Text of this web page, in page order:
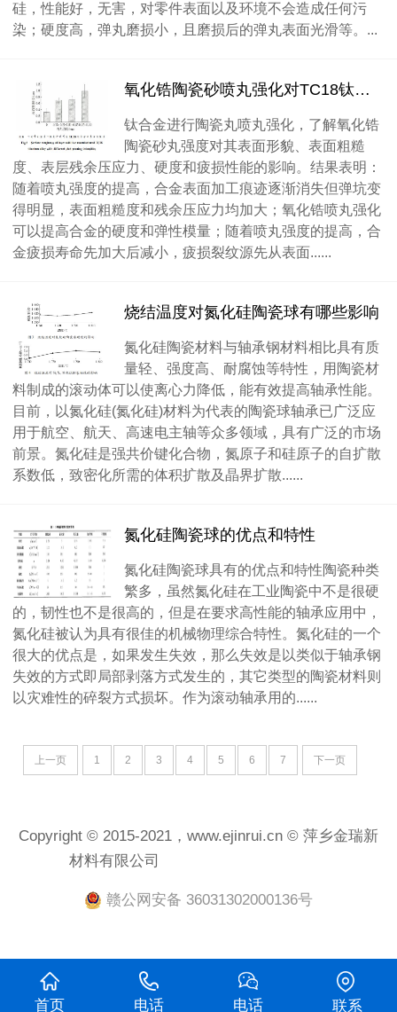
硅，性能好，无害，对零件表面以及环境不会造成任何污
染；硬度高，弹丸磨损小，且磨损后的弹丸表面光滑等。...
氧化锆陶瓷砂喷丸强化对TC18钛合金性能的影响
钛合金进行陶瓷丸喷丸强化，了解氧化锆
陶瓷砂丸强度对其表面形貌、表面粗糙
度、表层残余压应力、硬度和疲损性能的影响。结果表明：
随着喷丸强度的提高，合金表面加工痕迹逐渐消失但弹坑变
得明显，表面粗糙度和残余压应力均加大；氧化锆喷丸强化
可以提高合金的硬度和弹性模量；随着喷丸强度的提高，合
金疲损寿命先加大后减小，疲损裂纹源先从表面......
烧结温度对氮化硅陶瓷球​有哪些影响
氮化硅陶瓷材料与轴承钢材料相比具有质
量轻、强度高、耐腐蚀等特性，用陶瓷材
料制成的滚动体可以使离心力降低，能有效提高轴承性能。
目前，以氮化硅(氮化硅)材料为代表的陶瓷球轴承已广泛应
用于航空、航天、高速电主轴等众多领域，具有广泛的市场
前景。氮化硅是强共价键化合物，氮原子和硅原子的自扩散
系数低，致密化所需的体积扩散及晶界扩散......
氮化硅陶瓷球的优点和特性
氮化硅陶瓷球具有的优点和特性陶瓷种类
繁多，虽然氮化硅在工业陶瓷中不是很硬
的，韧性也不是很高的，但是在要求高性能的轴承应用中，
氮化硅被认为具有很佳的机械物理综合特性。氮化硅的一个
很大的优点是，如果发生失效，那么失效是以类似于轴承钢
失效的方式即局部剥落方式发生的，其它类型的陶瓷材料则
以灾难性的碎裂方式损坏。作为滚动轴承用的......
上一页 1 2 3 4 5 6 7 下一页
Copyright © 2015-2021，www.ejinrui.cn © 萍乡金瑞新
材料有限公司
赣公网安备 36031302000136号
首页 电话 电话 联系